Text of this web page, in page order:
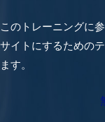
このトレーニングに
サイトにするための
ます。